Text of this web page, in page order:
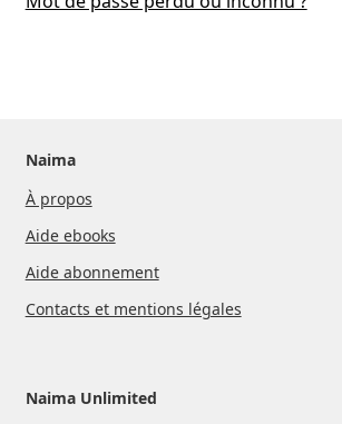
Naima
À propos
Aide ebooks
Aide abonnement
Contacts et mentions légales
Naima Unlimited